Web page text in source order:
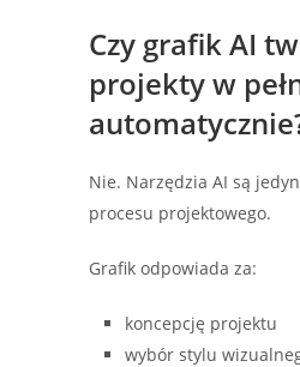
Czy grafik AI
projekty w
Nie. Narzędzia AI są
procesu projektowego.
Grafik odpowiada za:
koncepcję projektu
wybór stylu